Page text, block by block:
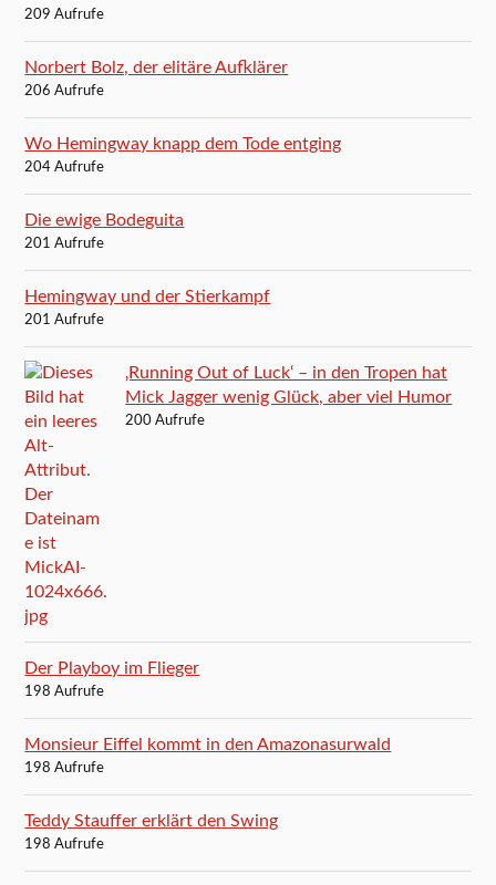
209 Aufrufe
Norbert Bolz, der elitäre Aufklärer
206 Aufrufe
Wo Hemingway knapp dem Tode entging
204 Aufrufe
Die ewige Bodeguita
201 Aufrufe
Hemingway und der Stierkampf
201 Aufrufe
‚Running Out of Luck‘ – in den Tropen hat
Mick Jagger wenig Glück, aber viel Humor
200 Aufrufe
Der Playboy im Flieger
198 Aufrufe
Monsieur Eiffel kommt in den Amazonasurwald
198 Aufrufe
Teddy Stauffer erklärt den Swing
198 Aufrufe